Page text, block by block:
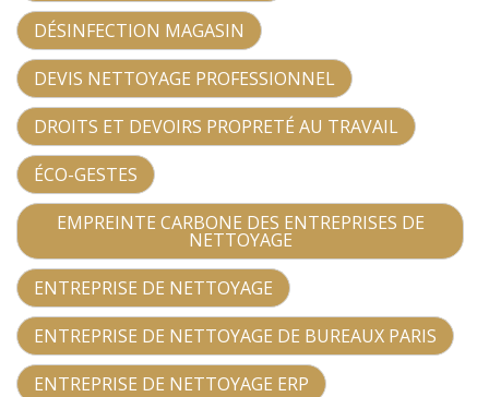
DÉSINFECTION MAGASIN
DEVIS NETTOYAGE PROFESSIONNEL
DROITS ET DEVOIRS PROPRETÉ AU TRAVAIL
ÉCO-GESTES
EMPREINTE CARBONE DES ENTREPRISES DE
NETTOYAGE
ENTREPRISE DE NETTOYAGE
ENTREPRISE DE NETTOYAGE DE BUREAUX PARIS
ENTREPRISE DE NETTOYAGE ERP